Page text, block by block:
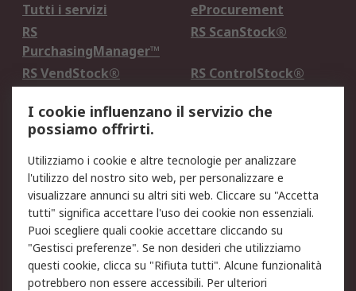
Tutti i servizi
eProcurement
RS
PurchasingManager™
RS ScanStock®
RS VendStock®
RS ControlStock®
Legale
Informativa Cookie
Informativa Privacy -
Aggiornata
Email Security
Termini d'uso
Condizioni di vendita
Condizioni generali di
servizio
Etica e responsabilità
I cookie influenzano il servizio che
possiamo offrirti.
Utilizziamo i cookie e altre tecnologie per analizzare
l'utilizzo del nostro sito web, per personalizzare e
visualizzare annunci su altri siti web. Cliccare su "Accetta
tutti" significa accettare l'uso dei cookie non essenziali.
Puoi scegliere quali cookie accettare cliccando su
"Gestisci preferenze". Se non desideri che utilizziamo
questi cookie, clicca su "Rifiuta tutti". Alcune funzionalità
potrebbero non essere accessibili. Per ulteriori